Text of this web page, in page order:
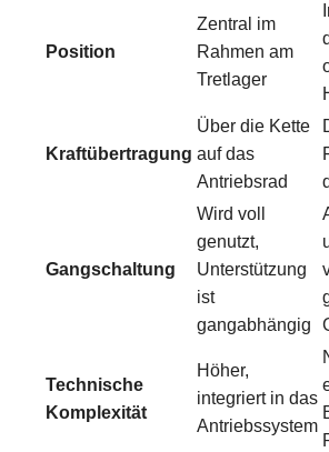
Position
Zentral im
Rahmen am
Tretlager
Kraftübertragung
Über die Kette
auf das
Antriebsrad
Gangschaltung
Wird voll
genutzt,
Unterstützung
ist
gangabhängig
Technische
Komplexität
Höher,
integriert in das
Antriebssystem